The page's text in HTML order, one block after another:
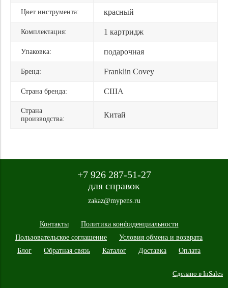
Цвет инструмента: красный
Комплектация: 1 картридж
Упаковка: подарочная
Бренд: Franklin Covey
Страна бренда: США
Страна
производства:
Китай
+7 926 287-51-27
для справок
zakaz@mypens.ru
Контакты
Политика конфиденциальности
Пользовательское соглашение
Условия обмена и возврата
Блог
Обратная связь Каталог Доставка Оплата
Сделано в InSales